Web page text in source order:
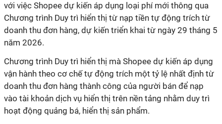
với việc Shopee dự kiến áp dụng loại phí mới thông qua
Chương trình Duy trì hiển thị từ nạp tiền tự động trích từ
doanh thu đơn hàng, dự kiến triển khai từ ngày 29 tháng 5
năm 2026.
Chương trình Duy trì hiển thị mà Shopee dự kiến áp dụng
vận hành theo cơ chế tự động trích một tỷ lệ nhất định từ
doanh thu đơn hàng thành công của người bán để nạp
vào tài khoản dịch vụ hiển thị trên nền tảng nhằm duy trì
hoạt động quảng bá, hiển thị sản phẩm.